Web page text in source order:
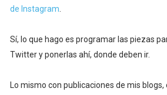
de Instagram.
Sí, lo que hago es programar las piezas
Twitter y ponerlas ahí, donde deben ir.
Lo mismo con publicaciones de mis